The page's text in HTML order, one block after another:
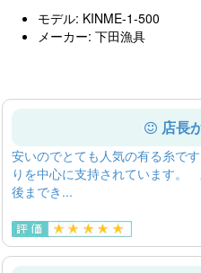
モデル: KINME-1-500
メーカー: 下田漁具
店長
安いのでとても人気の有る糸で
りを中心に支持されています。
後までき...